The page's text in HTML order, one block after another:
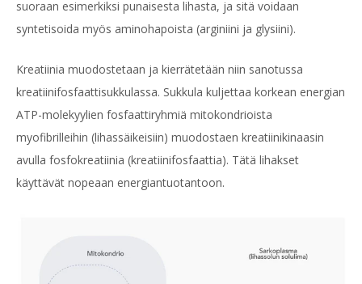
suoraan esimerkiksi punaisesta lihasta, ja sitä voidaan
syntetisoida myös aminohapoista (arginiini ja glysiini).
Kreatiinia muodostetaan ja kierrätetään niin sanotussa
kreatiinifosfaattisukkulassa. Sukkula kuljettaa korkean energian
ATP-molekyylien fosfaattiryhmiä mitokondrioista
myofibrilleihin (lihassäikeisiin) muodostaen kreatiinikinaasin
avulla fosfokreatiinia (kreatiinifosfaattia). Tätä lihakset
käyttävät nopeaan energiantuotantoon.